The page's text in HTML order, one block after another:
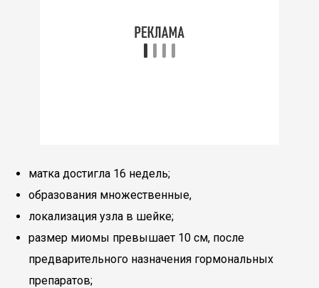
матка достигла 16 недель;
образования множественные,
локализация узла в шейке;
размер миомы превышает 10 см, после
предварительного назначения гормональных
препаратов;